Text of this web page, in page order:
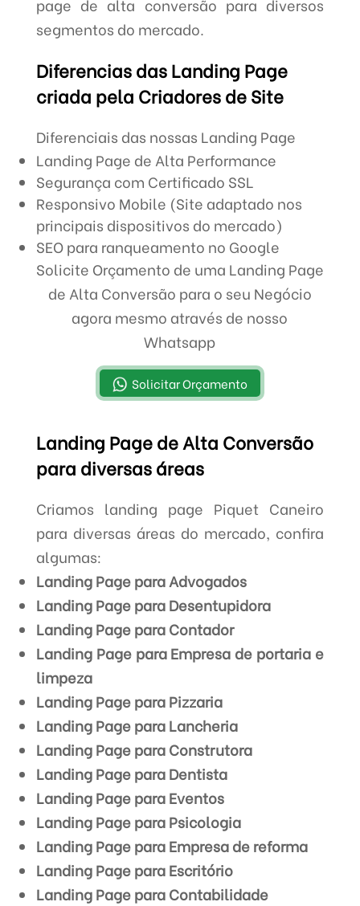
page de alta conversão para diversos
segmentos do mercado.
Diferencias das Landing Page
criada pela Criadores de Site
Diferenciais das nossas Landing Page
Landing Page de Alta Performance
Segurança com Certificado SSL
Responsivo Mobile (Site adaptado nos
principais dispositivos do mercado)
SEO para ranqueamento no Google
Solicite Orçamento de uma Landing Page
de Alta Conversão para o seu Negócio
agora mesmo através de nosso
Whatsapp
Solicitar Orçamento
Landing Page de Alta Conversão
para diversas áreas
Criamos landing page Piquet Caneiro
para diversas áreas do mercado, confira
algumas:
Landing Page para Advogados
Landing Page para Desentupidora
Landing Page para Contador
Landing Page para Empresa de portaria e
limpeza
Landing Page para Pizzaria
Landing Page para Lancheria
Landing Page para Construtora
Landing Page para Dentista
Landing Page para Eventos
Landing Page para Psicologia
Landing Page para Empresa de reforma
Landing Page para Escritório
Landing Page para Contabilidade